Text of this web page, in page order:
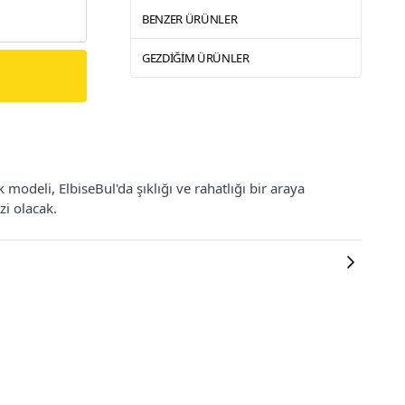
BENZER ÜRÜNLER
GEZDIĞIM ÜRÜNLER
ElbiseBul'da şıklığı ve rahatlığı bir araya
olacak.